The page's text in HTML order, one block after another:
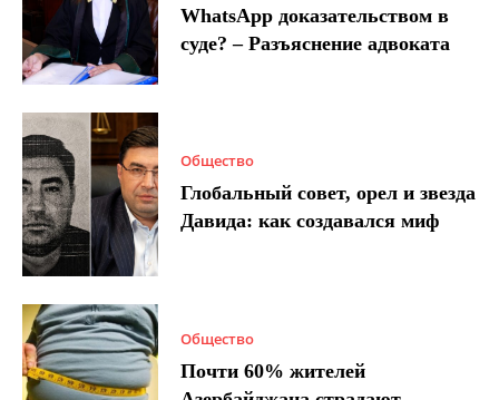
WhatsApp доказательством в
суде? – Разъяснение адвоката
Общество
Глобальный совет, орел и звезда
Давида: как создавался миф
Общество
Почти 60% жителей